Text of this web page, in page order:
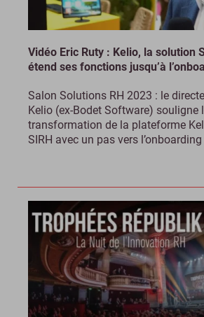
Vidéo Eric Ruty : Kelio, la solution
étend ses fonctions jusqu’à
Salon Solutions RH 2023 : le
Kelio (ex-Bodet Software) souligne
transformation de la plateforme
SIRH avec un pas vers